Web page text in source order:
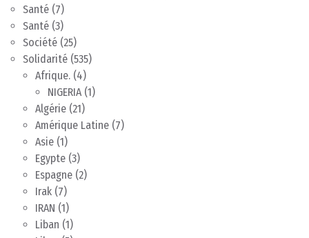
Santé (7)
Santé (3)
Société (25)
Solidarité (535)
Afrique. (4)
NIGERIA(1)
Algérie (21)
Amérique Latine (7)
Asie (1)
Egypte (3)
Espagne (2)
Irak (7)
IRAN (1)
Liban (1)